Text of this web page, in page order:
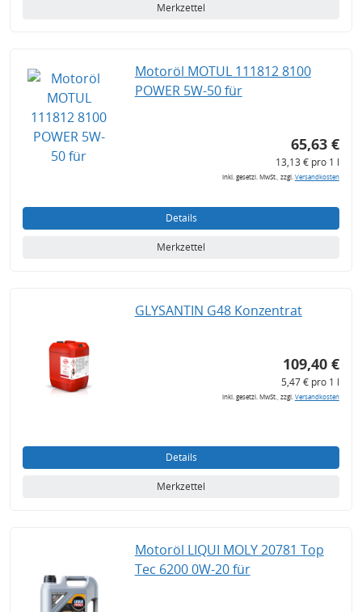
Merkzettel
Motoröl MOTUL 111812 8100
POWER 5W-50 für
65,63 €
13,13 € pro 1 l
inkl. gesetzl. MwSt., zzgl.Versandkosten
Details
Merkzettel
GLYSANTIN G48 Konzentrat
109,40 €
5,47 € pro 1 l
inkl. gesetzl. MwSt., zzgl.Versandkosten
Details
Merkzettel
Motoröl LIQUI MOLY 20781 Top
Tec 6200 0W-20 für